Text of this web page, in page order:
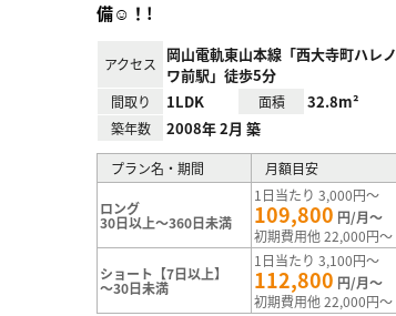
備☺！!
アクセス
岡山電軌東山本線「西大寺町ハレノ
ワ前駅」徒歩5分
間取り 1LDK 面積 32.8m²
築年数 2008年 2月 築
プラン名・期間 月額目安
ロング
30日以上～360日未満
1日当たり 3,000円～
109,800 円/月～
初期費用他 22,000円～
ショート【7日以上】
～30日未満
1日当たり 3,100円～
112,800 円/月～
初期費用他 22,000円～